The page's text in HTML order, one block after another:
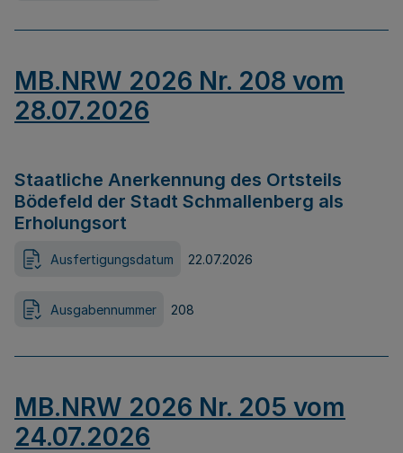
MB.NRW 2026 Nr. 208 vom
28.07.2026
Staatliche Anerkennung des Ortsteils
Bödefeld der Stadt Schmallenberg als
Erholungsort
Ausfertigungsdatum 22.07.2026
Ausgabennummer 208
MB.NRW 2026 Nr. 205 vom
24.07.2026